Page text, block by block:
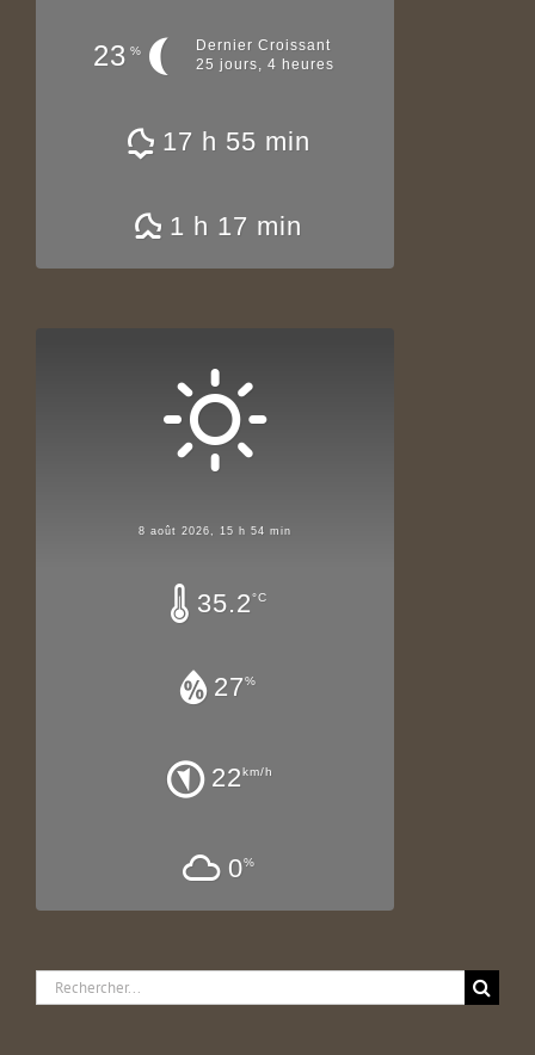
23 %
Dernier Croissant
25 jours, 4 heures
17 h 55 min
1 h 17 min
8 août 2026, 15 h 54 min
35.2°C
27%
22km/h
0%
Rechercher: